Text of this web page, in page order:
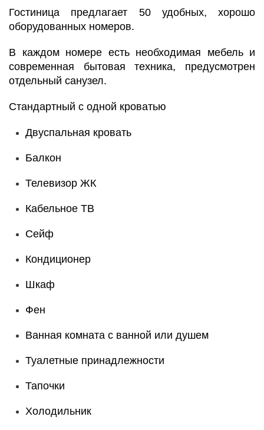
Гостиница предлагает 50 удобных, хорошо
оборудованных номеров.
В каждом номере есть необходимая мебель и
современная бытовая техника, предусмотрен
отдельный санузел.
Стандартный с одной кроватью
Двуспальная кровать
Балкон
Телевизор ЖК
Кабельное ТВ
Сейф
Кондиционер
Шкаф
Фен
Ванная комната с ванной или душем
Туалетные принадлежности
Тапочки
Холодильник